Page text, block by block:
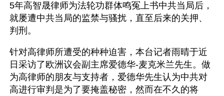
5年高智晟律师为法轮功群体鸣冤上书中共当局后，
就屡遭中共当局的监禁与骚扰，直至后来的关押、
判刑。
针对高律师所遭受的种种迫害，本台记者雨晴于近
日采访了欧洲议会副主席爱德华-麦克米兰先生。做
为高律师的朋友与支持者，爱德华先生认为中共对
高进行审判是为了要掩盖秘密，然而在不久的将